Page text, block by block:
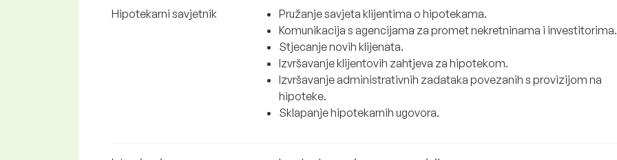
Hipotekarni savjetnik
Pružanje savjeta klijentima o hipotekama.
Komunikacija s agencijama za promet nekretninama i investitorima.
Stjecanje novih klijenata.
Izvršavanje klijentovih zahtjeva za hipotekom.
Izvršavanje administrativnih zadataka povezanih s provizijom na
hipoteke.
Sklapanje hipotekarnih ugovora.